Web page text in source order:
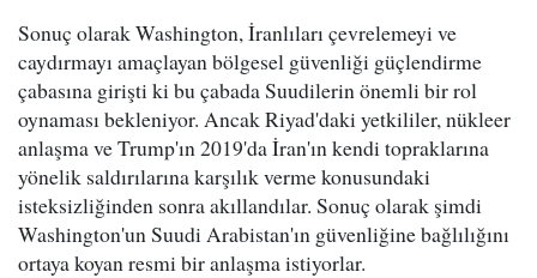
Sonuç olarak Washington, İranlıları çevrelemeyi ve
caydırmayı amaçlayan bölgesel güvenliği güçlendirme
çabasına girişti ki bu çabada Suudilerin önemli bir rol
oynaması bekleniyor. Ancak Riyad'daki yetkililer, nükleer
anlaşma ve Trump'ın 2019'da İran'ın kendi topraklarına
yönelik saldırılarına karşılık verme konusundaki
isteksizliğinden sonra akıllandılar. Sonuç olarak şimdi
Washington'un Suudi Arabistan'ın güvenliğine bağlılığını
ortaya koyan resmi bir anlaşma istiyorlar.